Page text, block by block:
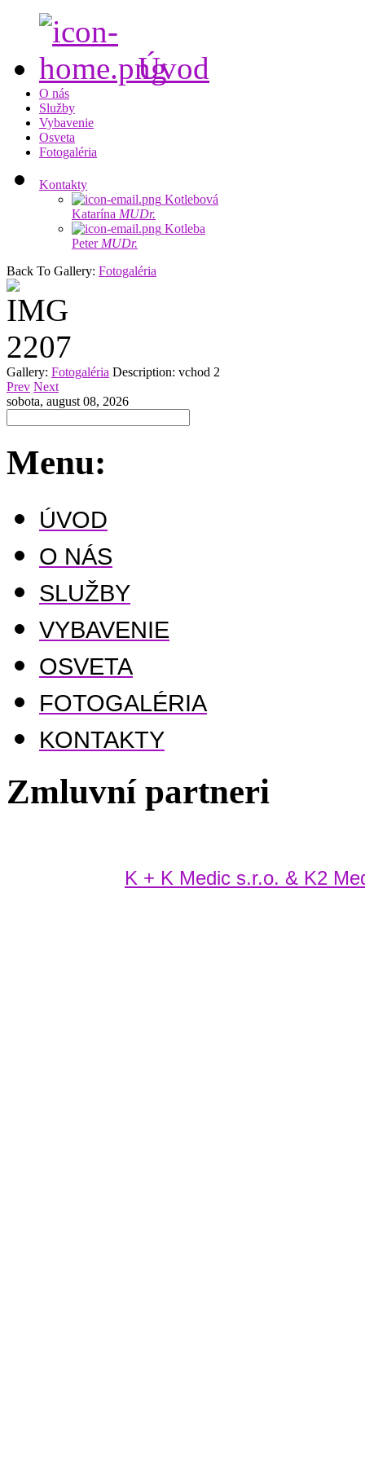
Úvod
O nás
Služby
Vybavenie
Osveta
Fotogaléria
Kontakty
Kotlebová
Katarína MUDr.
Kotleba
Peter MUDr.
Back To Gallery: Fotogaléria
Gallery: Fotogaléria Description: vchod 2
Prev Next
sobota, august 08, 2026
Menu:
ÚVOD
O NÁS
SLUŽBY
VYBAVENIE
OSVETA
FOTOGALÉRIA
KONTAKTY
Zmluvní partneri
K + K Medic s.r.o. & K2